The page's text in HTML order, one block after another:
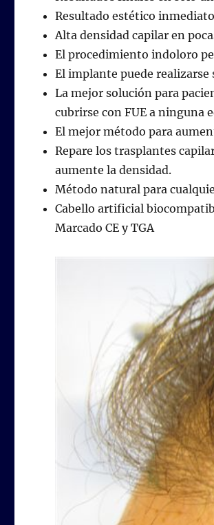
Resultado estético
Alta densidad capilar en
El procedimiento indoloro
El implante puede
La mejor solución para
cubrirse con FUE a ninguna
El mejor método para
Repare los trasplantes
aumente la densidad.
Método natural para
Cabello artificial
Marcado CE y TGA